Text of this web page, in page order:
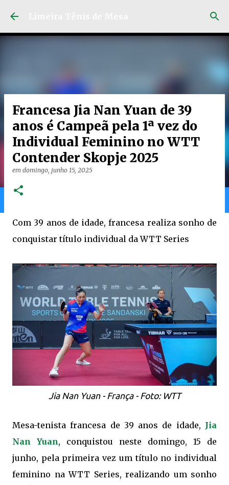
Home
Francesa Jia Nan Yuan de 39
anos é Campeã pela 1ª vez do
Individual Feminino no WTT
Contender Skopje 2025
em domingo, junho 15, 2025
Com 39 anos de idade, francesa realiza sonho de
conquistar título individual da WTT Series
Jia Nan Yuan - França - Foto: WTT
Mesa-tenista francesa de 39 anos de idade, Jia
Nan Yuan, conquistou neste domingo, 15 de
junho, pela primeira vez um título no individual
feminino na WTT Series, realizando um sonho